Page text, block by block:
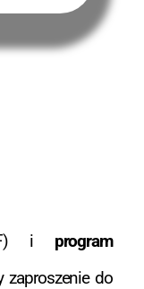
i program
zaproszenie do